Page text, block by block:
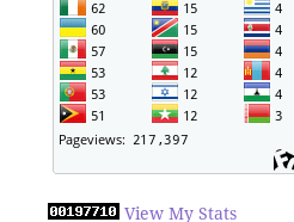
View My Stats